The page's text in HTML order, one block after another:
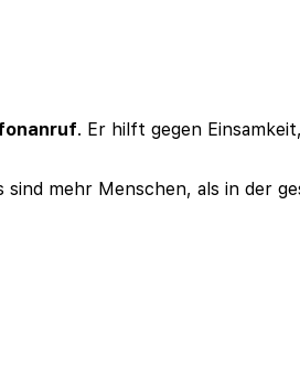
. Er hilft gegen
sind mehr Menschen, als in der